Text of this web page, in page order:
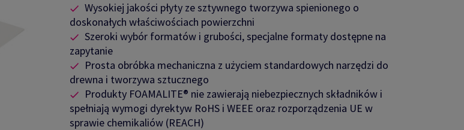
Wysokiej jakości płyty ze sztywnego tworzywa spienionego o
doskonałych właściwościach powierzchni
Szeroki wybór formatów i grubości, specjalne formaty dostępne na
zapytanie
Prosta obróbka mechaniczna z użyciem standardowych narzędzi do
drewna i tworzywa sztucznego
Produkty FOAMALITE® nie zawierają niebezpiecznych składników i
spełniają wymogi dyrektyw RoHS i WEEE oraz rozporządzenia UE w
sprawie chemikaliów (REACH)